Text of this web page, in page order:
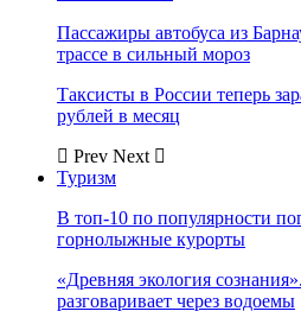
Пассажиры автобуса из
трассе в сильный мороз
Таксисты в России теперь
рублей в месяц
Prev Next
Туризм
В топ-10 по популярности
горнолыжные курорты
«Древняя экология
разговаривает через водоемы